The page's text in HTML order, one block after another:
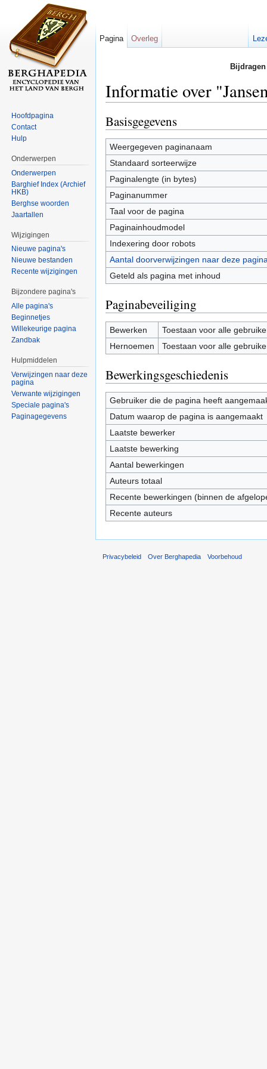
Informatie over
Basisgegevens
Weergegeven paginanaam
Standaard sorteerwijze
Paginalengte (in bytes)
Paginanummer
Taal voor de pagina
Paginainhoudmodel
Indexering door robots
Aantal doorverwijzingen naar deze
Geteld als pagina met inhoud
Paginabeveiliging
Bewerken
Toestaan voor alle
Hernoemen
Toestaan voor alle
Bewerkingsgeschiedenis
Gebruiker die de pagina heeft
Datum waarop de pagina is aangemaakt
Laatste bewerker
Laatste bewerking
Aantal bewerkingen
Auteurs totaal
Recente bewerkingen (binnen de
Recente auteurs
Pagina Overleg
Hoofdpagina
Contact
Hulp
Onderwerpen
Onderwerpen
Barghief Index (Archief
HKB)
Berghse woorden
Jaartallen
Wijzigingen
Nieuwe pagina's
Nieuwe bestanden
Recente wijzigingen
Bijzondere pagina's
Alle pagina's
Beginnetjes
Willekeurige pagina
Zandbak
Hulpmiddelen
Verwijzingen naar deze
pagina
Verwante wijzigingen
Speciale pagina's
Paginagegevens
Privacybeleid Over Berghapedia Voorbehoud